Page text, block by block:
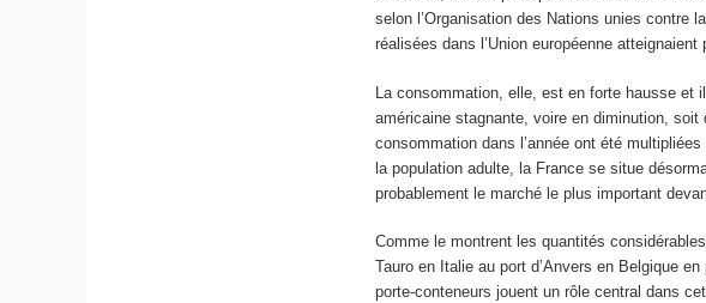
selon l’Organisation des Nations unies contre
réalisées dans l’Union européenne
La consommation, elle, est en forte hausse et
américaine stagnante, voire en diminution,
consommation dans l’année ont été
la population adulte, la France se situe
probablement le marché le plus important
Comme le montrent les quantités
Tauro en Italie au port d’Anvers en Belgique
porte-conteneurs jouent un rôle central dans